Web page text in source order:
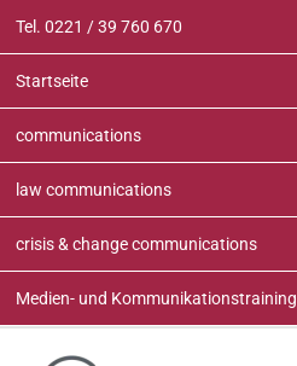
Inhalt
springen
Tel. 0221 / 39 760 670
Startseite
communications
law communications
crisis & change communications
Medien- und Kommunikationstraining